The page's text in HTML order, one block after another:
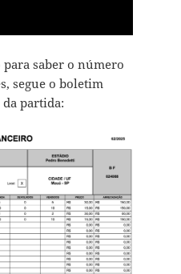
saber o número
segue o boletim
partida: